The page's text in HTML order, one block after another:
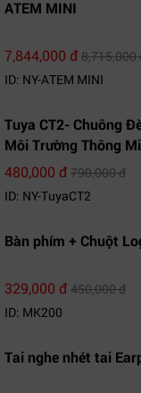
ATEM MINI
7,844,000 đ8,715,000
ID: NY-ATEM MINI
Tuya CT2- Chuông
Môi Trường Thông
480,000 đ790,000 đ
ID: NY-TuyaCT2
Bàn phím + Chuột
329,000 đ450,000 đ
ID: MK200
Tai nghe nhét tai